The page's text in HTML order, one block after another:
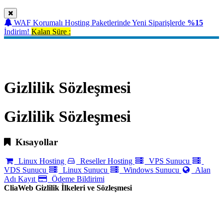
WAF Korumalı Hosting Paketlerinde Yeni Siparişlerde %15
İndirim! Kalan Süre :
Gizlilik Sözleşmesi
Gizlilik Sözleşmesi
Kısayollar
Linux Hosting Reseller Hosting
VPS Sunucu
VDS Sunucu
Linux Sunucu Windows Sunucu
Alan
Adı Kayıt
Ödeme Bildirimi
CliaWeb Gizlilik İlkeleri ve Sözleşmesi